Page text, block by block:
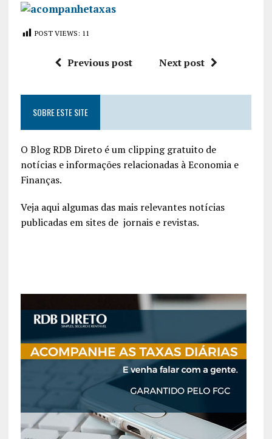
POST VIEWS: 11
Previous post Next post
SOBRE ESTE SITE
O Blog RDB Direto é um clipping gratuito de
notícias e informações relacionadas à Economia e
Finanças.
Veja aqui algumas das mais relevantes notícias
publicadas em sites de jornais e revistas.